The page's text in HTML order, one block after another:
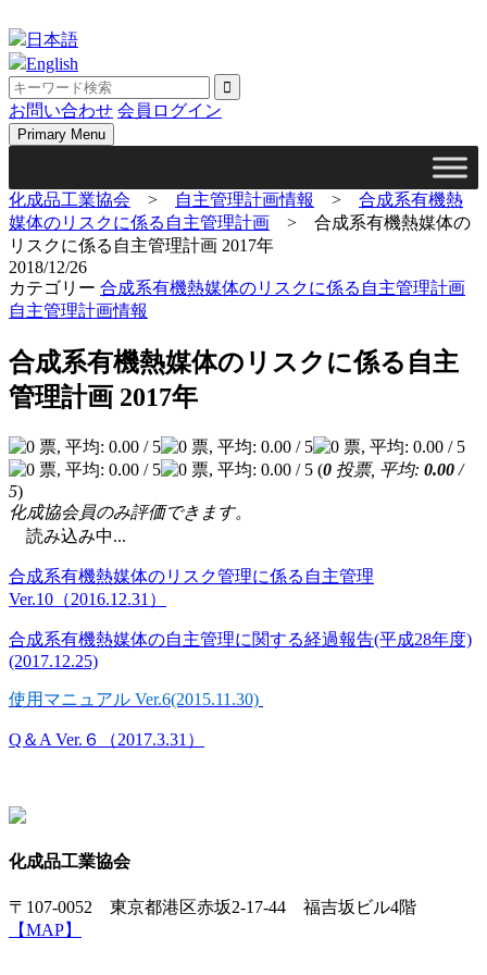
to
content
日本語
English
お問い合わせ 会員ログイン
Primary Menu
化成品工業協会 > 自主管理計画情報 > 合成系有機熱
媒体のリスクに係る自主管理計画 > 合成系有機熱媒体の
リスクに係る自主管理計画 2017年
2018/12/26
カテゴリー 合成系有機熱媒体のリスクに係る自主管理計画
自主管理計画情報
合成系有機熱媒体のリスクに係る自主
管理計画 2017年
(0 投票, 平均: 0.00 /
5)
化成協会員のみ評価できます。
読み込み中...
合成系有機熱媒体のリスク管理に係る自主管理
Ver.10（2016.12.31）
合成系有機熱媒体の自主管理に関する経過報告(平成28年度)
(2017.12.25)
使用マニュアル Ver.6(2015.11.30)
Q＆A Ver.６（2017.3.31）
化成品工業協会
〒107-0052 東京都港区赤坂2-17-44 福吉坂ビル4階
【MAP】